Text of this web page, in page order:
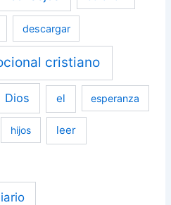
descargar
cristiano
Dios el esperanza
hijos leer